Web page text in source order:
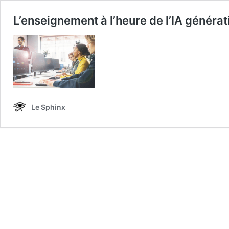
L’enseignement à l’heure de l’IA
Le Sphinx